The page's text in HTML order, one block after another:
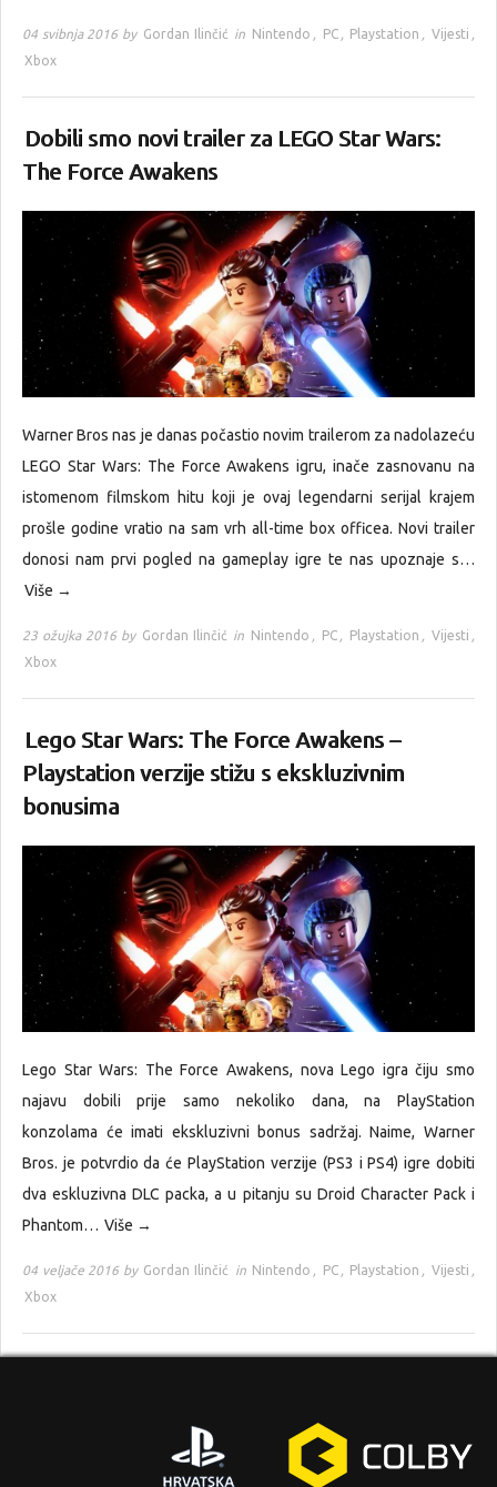
04 svibnja 2016 by Gordan Ilinčić in Nintendo , PC , Playstation , Vijesti ,
Xbox
Dobili smo novi trailer za LEGO Star Wars:
The Force Awakens
Warner Bros nas je danas počastio novim trailerom za nadolazeću
LEGO Star Wars: The Force Awakens igru, inače zasnovanu na
istomenom filmskom hitu koji je ovaj legendarni serijal krajem
prošle godine vratio na sam vrh all-time box officea. Novi trailer
donosi nam prvi pogled na gameplay igre te nas upoznaje s…
Više →
23 ožujka 2016 by Gordan Ilinčić in Nintendo , PC , Playstation , Vijesti ,
Xbox
Lego Star Wars: The Force Awakens –
Playstation verzije stižu s ekskluzivnim
bonusima
Lego Star Wars: The Force Awakens, nova Lego igra čiju smo
najavu dobili prije samo nekoliko dana, na PlayStation
konzolama će imati ekskluzivni bonus sadržaj. Naime, Warner
Bros. je potvrdio da će PlayStation verzije (PS3 i PS4) igre dobiti
dva eskluzivna DLC packa, a u pitanju su Droid Character Pack i
Phantom… Više →
04 veljače 2016 by Gordan Ilinčić in Nintendo , PC , Playstation , Vijesti ,
Xbox